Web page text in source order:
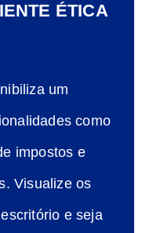
ÉTICA
um
como
impostos e
Visualize os
e seja